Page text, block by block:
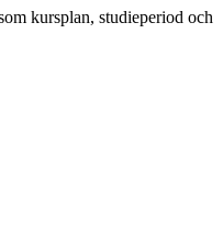
kursplan, studieperiod och